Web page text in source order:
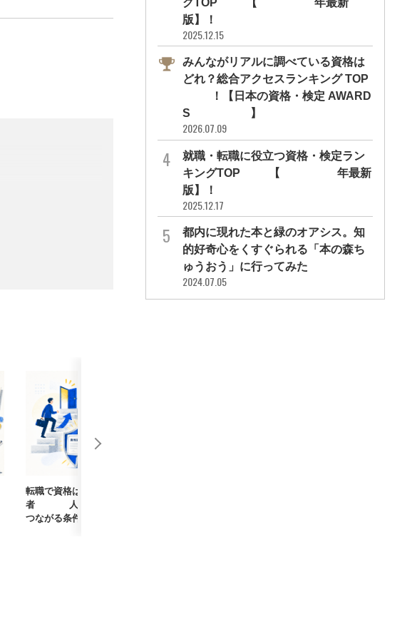
転職で資格は武器になる？採用担当
者405人に聞いた、資格が評価に
つながる条件【まなびイ...
版】！
2025.12.15
みんながリアルに調べている資格は
どれ？総合アクセスランキング TOP
10！【日本の資格・検定 AWARD
S 2026】
2026.07.09
就職・転職に役立つ資格・検定ラン
キングTOP30【2026年最新
版】！
2025.12.17
都内に現れた本と緑のオアシス。知
的好奇心をくすぐられる「本の森ち
ゅうおう」に行ってみた
2024.07.05